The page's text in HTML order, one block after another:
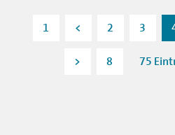
1 < 2 3
> 8 75